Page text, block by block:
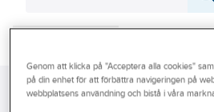
Varumärken
Kampanjer
Ahlsell Produkter Byggsortiment
Genom att klicka på "Acceptera alla cookies"
på din enhet för att förbättra navigeringen på
webbplatsens användning och bistå i våra